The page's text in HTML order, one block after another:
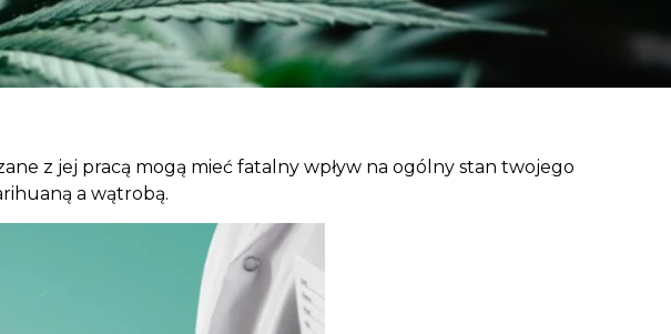
z jej pracą mogą mieć fatalny wpływ na ogólny stan twojego
a wątrobą.